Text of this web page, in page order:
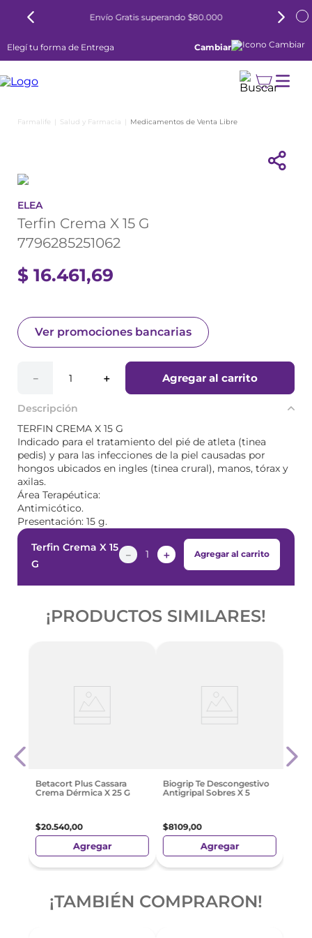
Envío Gratis superando $80.000
Elegí tu forma de Entrega Cambiar
Salud y Farmacia Medicamentos de Venta Libre
ELEA
Terfin Crema X 15 G
7796285251062
$ 16.461,69
Ver promociones bancarias
＋
－ Agregar al carrito
Descripción
TERFIN CREMA X 15 G
Indicado para el tratamiento del pié de atleta (tinea
pedis) y para las infecciones de la piel causadas por
hongos ubicados en ingles (tinea crural), manos, tórax y
axilas.
Área Terapéutica:
Antimicótico.
Presentación: 15 g.
Terfin Crema X 15
G
＋
－ Agregar al carrito
¡PRODUCTOS SIMILARES!
Betacort Plus Cassara
Crema Dérmica X 25 G
$20.540,00
Agregar
Biogrip Te Descongestivo
Antigripal Sobres X 5
$8109,00
Agregar
X 20
¡TAMBIÉN COMPRARON!